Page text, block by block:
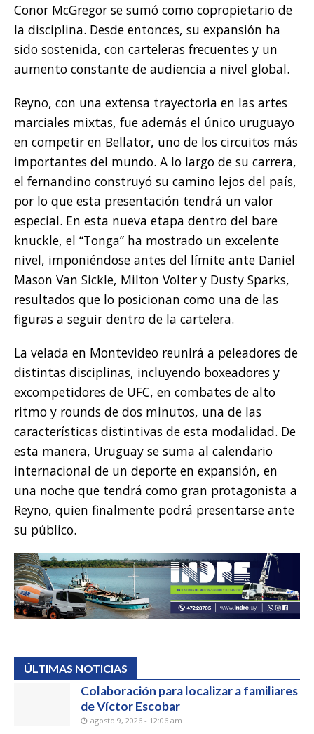
Conor McGregor se sumó como copropietario de
la disciplina. Desde entonces, su expansión ha
sido sostenida, con carteleras frecuentes y un
aumento constante de audiencia a nivel global.
Reyno, con una extensa trayectoria en las artes
marciales mixtas, fue además el único uruguayo
en competir en Bellator, uno de los circuitos más
importantes del mundo. A lo largo de su carrera,
el fernandino construyó su camino lejos del país,
por lo que esta presentación tendrá un valor
especial. En esta nueva etapa dentro del bare
knuckle, el “Tonga” ha mostrado un excelente
nivel, imponiéndose antes del límite ante Daniel
Mason Van Sickle, Milton Volter y Dusty Sparks,
resultados que lo posicionan como una de las
figuras a seguir dentro de la cartelera.
La velada en Montevideo reunirá a peleadores de
distintas disciplinas, incluyendo boxeadores y
excompetidores de UFC, en combates de alto
ritmo y rounds de dos minutos, una de las
características distintivas de esta modalidad. De
esta manera, Uruguay se suma al calendario
internacional de un deporte en expansión, en
una noche que tendrá como gran protagonista a
Reyno, quien finalmente podrá presentarse ante
su público.
ÚLTIMAS NOTICIAS
Colaboración para localizar a familiares
de Víctor Escobar
agosto 9, 2026 - 12:06 am